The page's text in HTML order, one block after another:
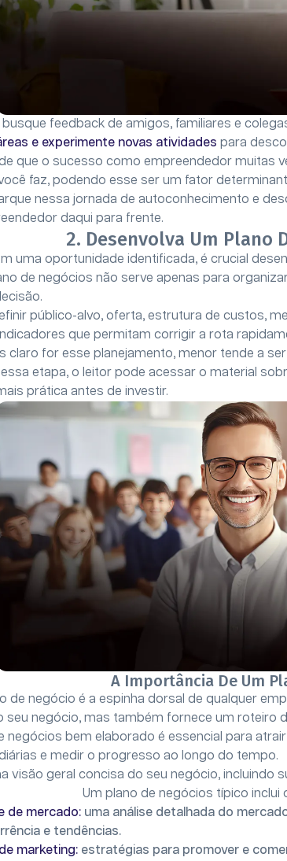
feedback de amigos, familiares e
e experimente novas atividades para
que o sucesso como empreendedor muitas
faz, podendo esse ser um fator
nessa jornada de autoconhecimento e
daqui para frente.
2. Desenvolva Um Plano
uma oportunidade identificada, é crucial
de negócios não serve apenas para
público-alvo, oferta, estrutura de custos,
que permitam corrigir a rota
claro for esse planejamento, menor tende a
etapa, o leitor pode acessar o material
prática antes de investir.
A Importância De Um
de negócio é a espinha dorsal de qualquer
seu negócio, mas também fornece um roteiro
negócios bem elaborado é essencial para
e medir o progresso ao longo do tempo.
visão geral concisa do seu negócio,
Um plano de negócios típico inclui
de mercado: uma análise detalhada do
e tendências.
marketing: estratégias para promover e